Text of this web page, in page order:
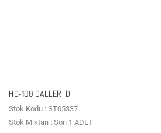
HC-100 CALLER ID
Stok Kodu : ST05337
Stok Miktarı : Son 1 ADET